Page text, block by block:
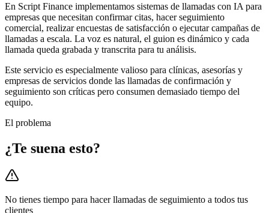
En Script Finance implementamos sistemas de llamadas con IA para
empresas que necesitan confirmar citas, hacer seguimiento
comercial, realizar encuestas de satisfacción o ejecutar campañas de
llamadas a escala. La voz es natural, el guion es dinámico y cada
llamada queda grabada y transcrita para tu análisis.
Este servicio es especialmente valioso para clínicas, asesorías y
empresas de servicios donde las llamadas de confirmación y
seguimiento son críticas pero consumen demasiado tiempo del
equipo.
El problema
¿Te suena esto?
No tienes tiempo para hacer llamadas de seguimiento a todos tus
clientes